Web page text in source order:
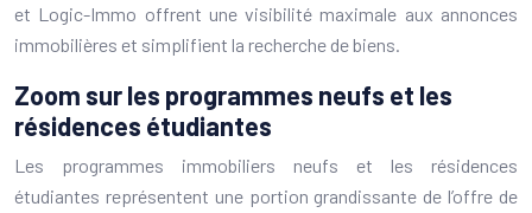
et Logic-Immo offrent une visibilité maximale aux annonces
immobilières et simplifient la recherche de biens.
Zoom sur les programmes neufs et les
résidences étudiantes
Les programmes immobiliers neufs et les résidences
étudiantes représentent une portion grandissante de l’offre de